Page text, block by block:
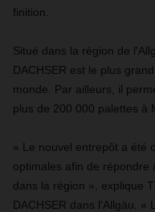
finition.
Situé dans la région de
DACHSER est le plus
monde. Par ailleurs, il
plus de 200 000 palettes à
« Le nouvel entrepôt a été
optimales afin de répondre
dans la région », explique
DACHSER dans l'Allgäu. «